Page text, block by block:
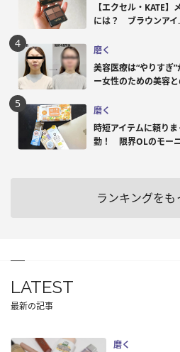
【エクセル・KATE
には？ ブラウンアイ
磨く
美容医療は“やりす
ー女性のための美容
磨く
時短アイテムに頼り
勤！ 限界OLのモー
ランキングをも
LATEST
最新の記事
磨く